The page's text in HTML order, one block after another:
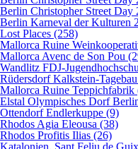
Berlin Christopher Street Day
Berlin Karneval der Kulturen
Lost Places (258)
Mallorca Ruine
Mallorca Avenc de Son Pou
Wandlitz FDJ-
Rüdersdorf Kalkstein-
Mallorca Ruine Teppichfabrik
Elstal Olympisches Dorf
Ottendorf Endlerkuppe (9)
Rhodos Agia Eleousa (38)
Rhodos Profitis Ilias (26)
Katalonien. Sant Feliu de